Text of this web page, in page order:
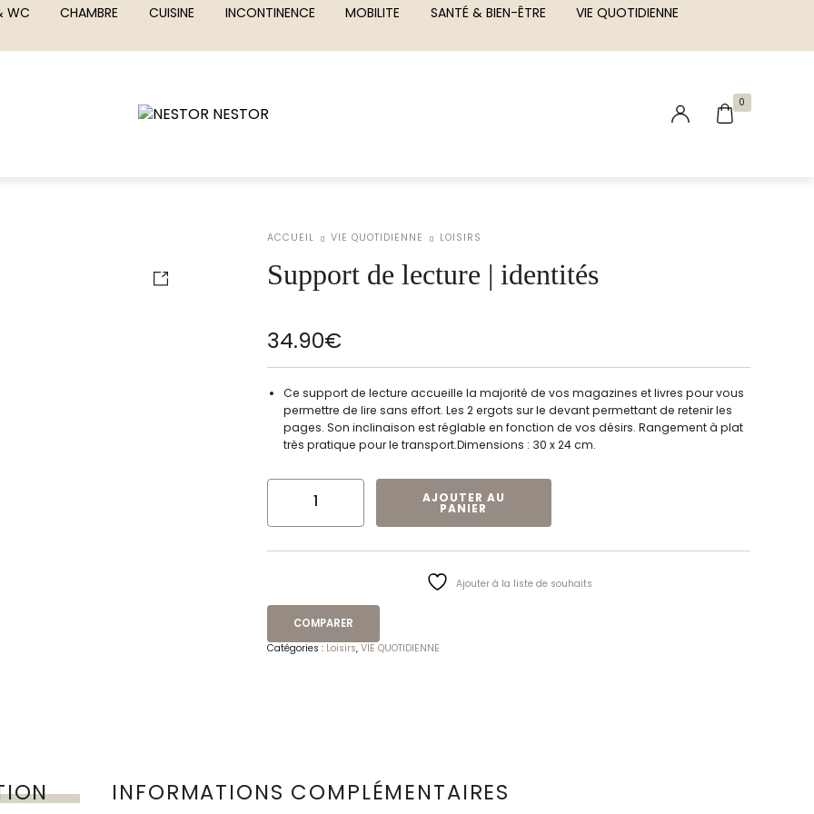
WC CHAMBRE CUISINE INCONTINENCE MOBILITE SANTÉ & BIEN-ÊTRE
VIE QUOTIDIENNE
0
ACCUEIL VIE QUOTIDIENNE LOISIRS
Support de lecture | identités
34.90€
Ce support de lecture accueille la majorité de vos magazines et livres pour vous
permettre de lire sans effort. Les 2 ergots sur le devant permettant de retenir les
pages. Son inclinaison est réglable en fonction de vos désirs. Rangement à plat
très pratique pour le transport.Dimensions : 30 x 24 cm.
QUANTITÉ DE SUPPORT DE LECTURE | IDENTITÉS
AJOUTER AU
PANIER
Ajouter à la liste de souhaits
COMPARER
Catégories : Loisirs, VIE QUOTIDIENNE
INFORMATIONS COMPLÉMENTAIRES